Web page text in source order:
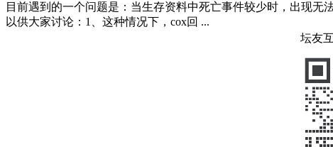
目前遇到的一个问题是：当生存资料中死亡事件较少时，出现
以供大家讨论：1、这种情况下，cox回 ...
坛友